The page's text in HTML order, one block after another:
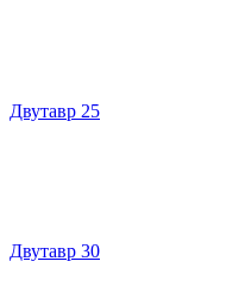
Двутавр 25
Двутавр 30